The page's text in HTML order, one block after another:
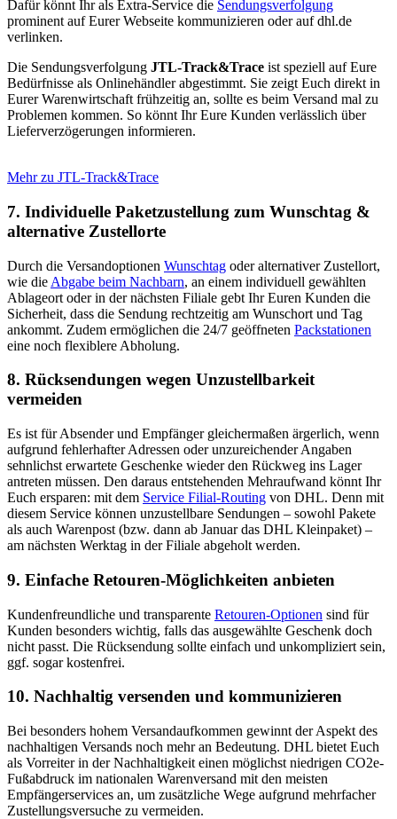
Dafür könnt Ihr als Extra-Service die Sendungsverfolgung
prominent auf Eurer Webseite kommunizieren oder auf dhl.de
verlinken.
Die Sendungsverfolgung JTL-Track&Trace ist speziell auf Eure
Bedürfnisse als Onlinehändler abgestimmt. Sie zeigt Euch direkt in
Eurer Warenwirtschaft frühzeitig an, sollte es beim Versand mal zu
Problemen kommen. So könnt Ihr Eure Kunden verlässlich über
Lieferverzögerungen informieren.
Mehr zu JTL-Track&Trace
7. Individuelle Paketzustellung zum Wunschtag &
alternative Zustellorte
Durch die Versandoptionen Wunschtag oder alternativer Zustellort,
wie die Abgabe beim Nachbarn, an einem individuell gewählten
Ablageort oder in der nächsten Filiale gebt Ihr Euren Kunden die
Sicherheit, dass die Sendung rechtzeitig am Wunschort und Tag
ankommt. Zudem ermöglichen die 24/7 geöffneten Packstationen
eine noch flexiblere Abholung.
8. Rücksendungen wegen Unzustellbarkeit
vermeiden
Es ist für Absender und Empfänger gleichermaßen ärgerlich, wenn
aufgrund fehlerhafter Adressen oder unzureichender Angaben
sehnlichst erwartete Geschenke wieder den Rückweg ins Lager
antreten müssen. Den daraus entstehenden Mehraufwand könnt Ihr
Euch ersparen: mit dem Service Filial-Routing von DHL. Denn mit
diesem Service können unzustellbare Sendungen – sowohl Pakete
als auch Warenpost (bzw. dann ab Januar das DHL Kleinpaket) –
am nächsten Werktag in der Filiale abgeholt werden.
9. Einfache Retouren-Möglichkeiten anbieten
Kundenfreundliche und transparente Retouren-Optionen sind für
Kunden besonders wichtig, falls das ausgewählte Geschenk doch
nicht passt. Die Rücksendung sollte einfach und unkompliziert sein,
ggf. sogar kostenfrei.
10. Nachhaltig versenden und kommunizieren
Bei besonders hohem Versandaufkommen gewinnt der Aspekt des
nachhaltigen Versands noch mehr an Bedeutung. DHL bietet Euch
als Vorreiter in der Nachhaltigkeit einen möglichst niedrigen CO2e-
Fußabdruck im nationalen Warenversand mit den meisten
Empfängerservices an, um zusätzliche Wege aufgrund mehrfacher
Zustellungsversuche zu vermeiden.